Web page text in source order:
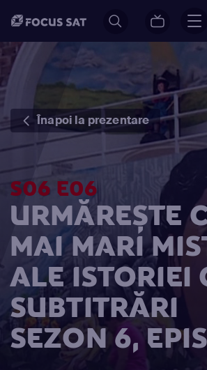
Înapoi la prezentare
S06 E06
URMĂREȘTE
MAI MARI
ALE ISTORIEI
SUBTITRĂRI
SEZON 6,